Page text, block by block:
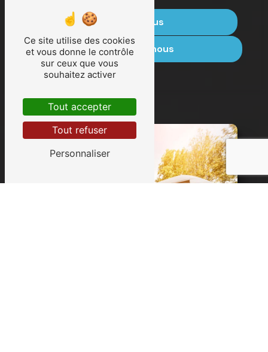
En savoir plus
Contactez-nous
Ce site utilise des cookies
et vous donne le contrôle
sur ceux que vous
souhaitez activer
Tout accepter
Tout refuser
Personnaliser